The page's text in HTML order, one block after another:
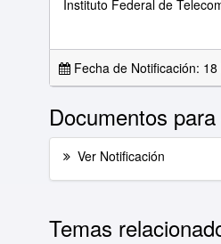
Instituto Federal de
Fecha de Notificación:
Documentos
Ver Notificación
Temas